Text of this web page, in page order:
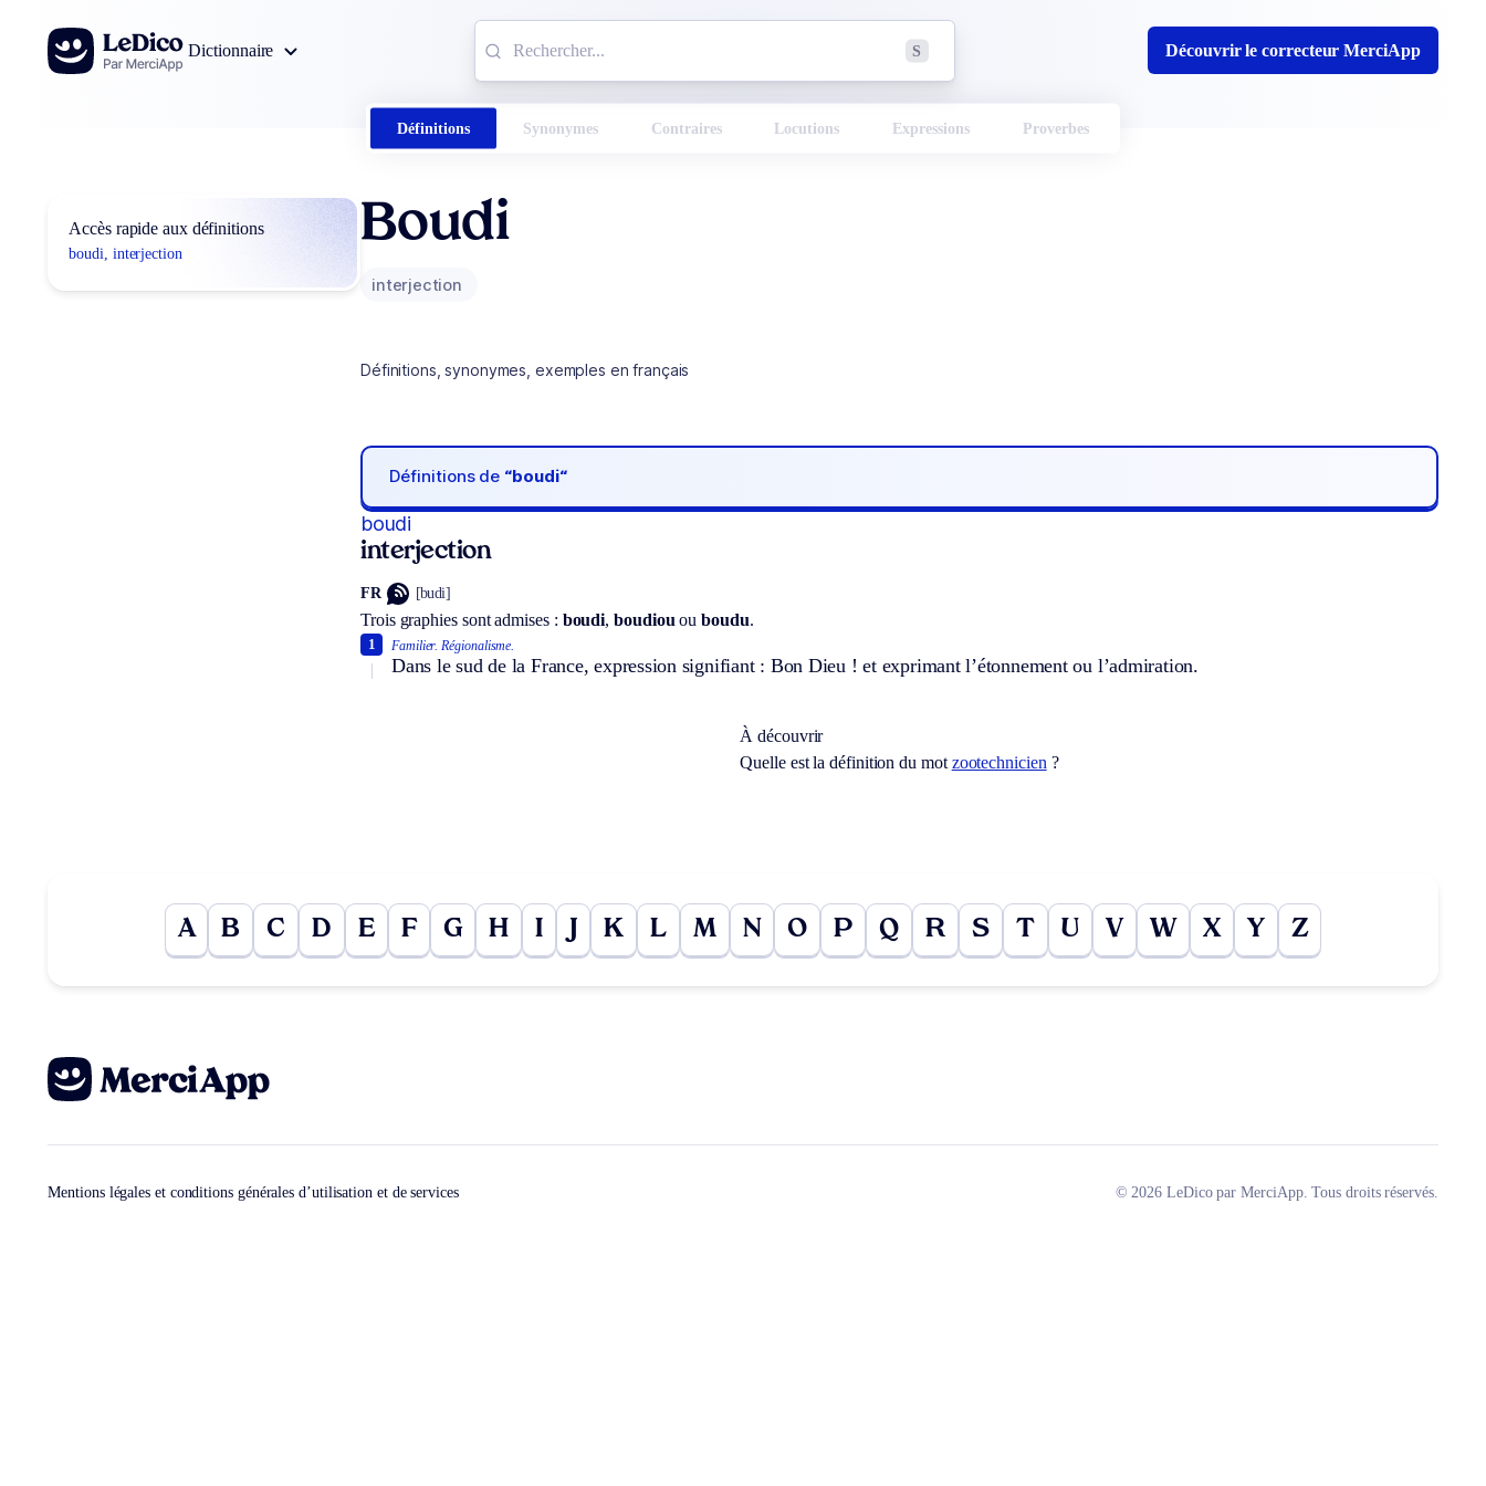
Aller au contenu
Dictionnaire
S Découvrir le correcteur MerciApp
Définitions Synonymes Contraires Locutions Expressions Proverbes
Accès rapide aux définitions
boudi, interjection
Boudi
interjection
Définitions, synonymes, exemples en français
Définitions de “boudi“
boudi
interjection
FR [budi]
Trois graphies sont admises : boudi,boudiou ouboudu.
Familier. Régionalisme.
Dans le sud de la France, expression signifiant : Bon Dieu ! et exprimant l’étonnement ou l’admiration.
1
À découvrir
Quelle est la définition du mot zootechnicien ?
A B C D E F G H I K L M N O P Q R S T U V W X Y Z
Mentions légales et conditions générales d’utilisation et de services © 2026 LeDico par MerciApp. Tous droits réservés.